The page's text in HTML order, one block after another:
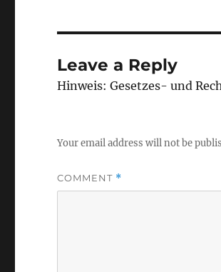
Leave a Reply
Hinweis: Gesetzes- und
Your email address will not be
COMMENT *